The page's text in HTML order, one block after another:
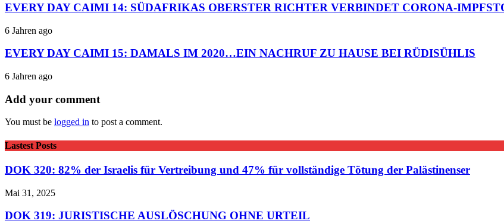
EVERY DAY CAIMI 14: SÜDAFRIKAS OBERSTER RICHTER VERBINDET CORONA-
6 Jahren ago
EVERY DAY CAIMI 15: DAMALS IM 2020…EIN NACHRUF ZU HAUSE BEI RÜDISÜHLIS
6 Jahren ago
Add your comment
You must be logged in to post a comment.
Lastest Posts
DOK 320: 82% der Israelis für Vertreibung und 47% für vollständige Tötung der Palästinenser
Mai 31, 2025
DOK 319: JURISTISCHE AUSLÖSCHUNG OHNE URTEIL